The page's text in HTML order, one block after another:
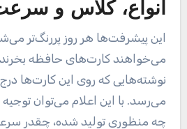
انواع، کلاس‌ و
این پیشرفت‌ها هر روز پررنگ‌تر می‌شوند و برای کسانی که
می‌خواهند کارت‌های حافظه بخرند،
نوشته‌هایی که روی این کارت‌ها
می‌رسد. با این اعلام می‌توان
چه منظوری تولید شده، چقدر